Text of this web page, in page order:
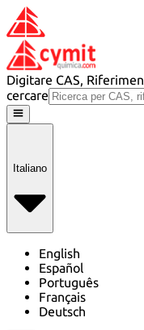
Digitare CAS,
cercare
Italiano
English
Español
Português
Français
Deutsch